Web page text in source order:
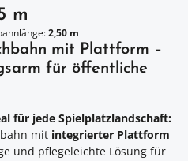
m
2,50 m
mit Plattform –
für öffentliche
für jede Spielplatzlandschaft:
mit integrierter Plattform
und pflegeleichte Lösung für